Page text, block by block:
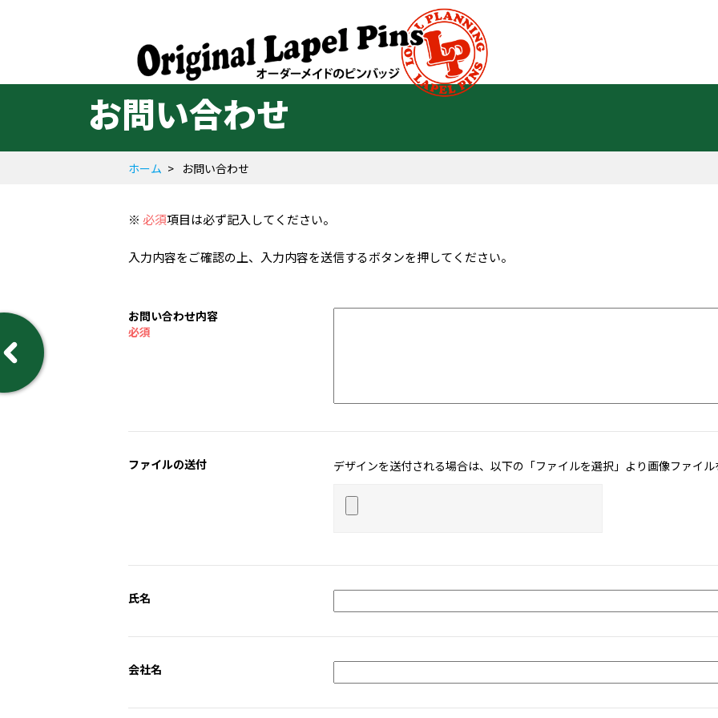
お問い合わせ
ホーム お問い合わせ
※ 必須項目は必ず記入してください。
入力内容をご確認の上、入力内容を送信するボタンを押してください。
お問い合わせ内容
必須
ファイルの送付 デザインを送付される場合は、以下の「ファイルを選択」より画像ファイ
氏名
会社名